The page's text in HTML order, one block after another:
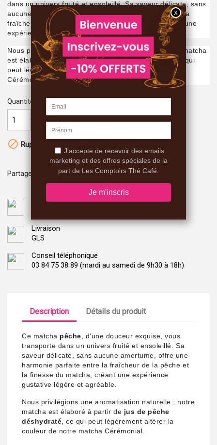
dans un univers fruité et ensoleillé. Sa saveur délicate, sans
aucune amertume, offre une harmonie parfaite entre la
fraîcheur de la pêche et la finesse du matcha, créant une
expérience gustative légère et agréable.
Nous privilégions une aromatisation naturelle : notre matcha
est élaboré à partir dejus de pêche déshydraté, ce qui
peut légèrement altérer la couleur de notre matcha
Cérémonial.
Quantité
 AJOUTER AU PANIER
 Rupture de stock
Partager
Paiement sécurisé
Livraison
GLS
Conseil téléphonique
03 84 75 38 89 (mardi au samedi de 9h30 à 18h)
Description Détails du produit
Ce matcha pêche, d’une douceur exquise, vous
transporte dans un univers fruité et ensoleillé. Sa
saveur délicate, sans aucune amertume, offre une
harmonie parfaite entre la fraîcheur de la pêche et
la finesse du matcha, créant une expérience
gustative légère et agréable.
Nous privilégions une aromatisation naturelle : notre
matcha est élaboré à partir de jus de pêche
déshydraté, ce qui peut légèrement altérer la
couleur de notre matcha Cérémonial.